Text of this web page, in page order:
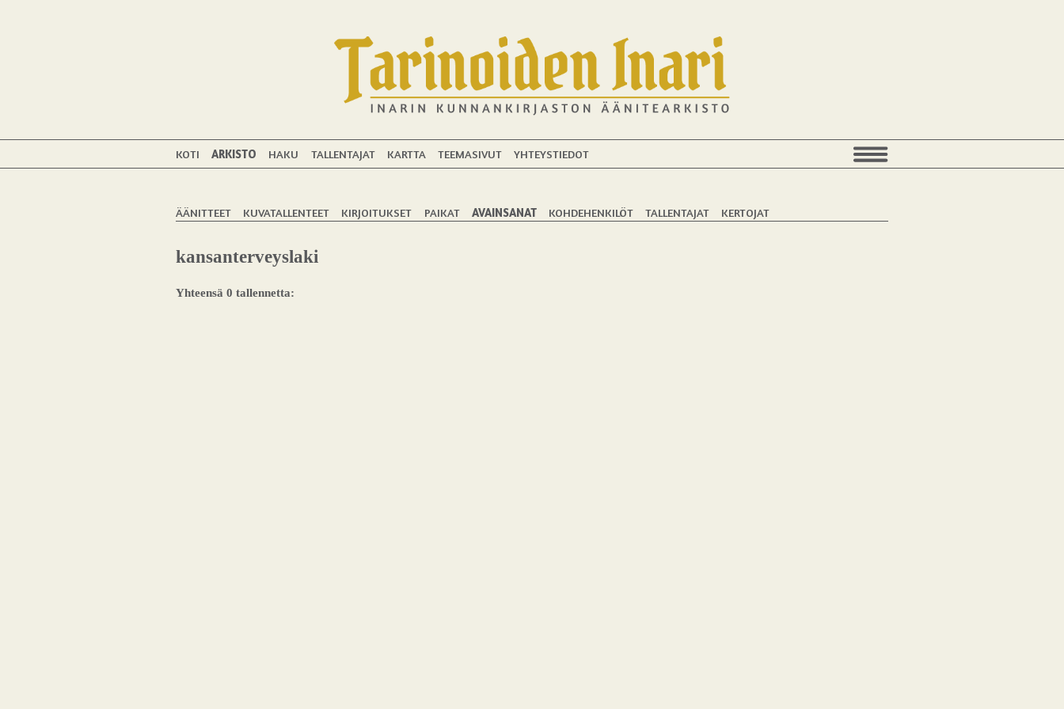
KOTI ARKISTO HAKU TALLENTAJAT KARTTA TEEMASIVUT YHTEYSTIEDOT
ÄÄNITTEET KUVATALLENTEET KIRJOITUKSET PAIKAT AVAINSANAT KOHDEHENKILÖT TALLENTAJAT KERTOJAT
kansanterveyslaki
Yhteensä 0 tallennetta: